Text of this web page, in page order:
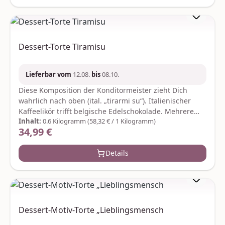
geliefert. Hersteller:Graine CreativeZae le rondCS
70031gc@grainecreative.com
Dessert-Torte Tiramisu
Lieferbar vom 12.08. bis08.10.
Diese Komposition der Konditormeister zieht Dich
wahrlich nach oben (ital. „tirarmi su“). Italienischer
Kaffeelikör trifft belgische Edelschokolade. Mehrere
genussvolle Schichten von handgefertigten
Spezialböden wechseln sich mit Pralinencreme ab.
Genieße ein Torten-Stück La dolce Vita. Das Gewicht
beträgt ca. 600 Gramm. Durchmesser: ca. 16 cm. Der
Versand erfolgt in bruchsicherer Verpackung und
Kakaomasse, Weizenstärke, pflanzliche Fette (Kokosfett,
Kakaopulver, Haselnüsse, Vollmilchpulver, Alkohol,
Butter, Aprikosen, Kaffee (1,3 %), Zitronenmark, Salz,
Inhalt: 0.6 Kilogramm (58,32 € / 1 Kilogramm)
Regulärer Preis:
34,99 €
Details
Dessert-Motiv-Torte „Lieblingsmensch